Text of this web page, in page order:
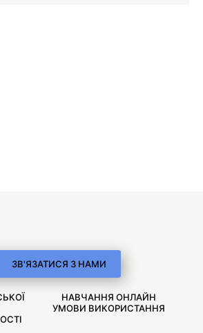
ЗВ'ЯЗАТИСЯ З НАМИ
НАВЧАННЯ ОНЛАЙН
УМОВИ ВИКОРИСТАННЯ